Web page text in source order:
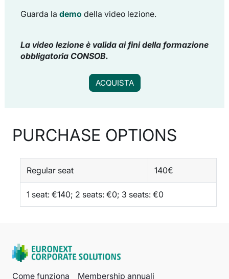
Guarda la demo della video lezione.
La video lezione è valida ai fini della formazione
obbligatoria CONSOB.
ACQUISTA
PURCHASE OPTIONS
Regular seat 140€
1 seat: €140; 2 seats: €0; 3 seats: €0
Come funziona Membership annuali